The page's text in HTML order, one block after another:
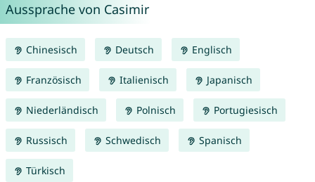
Aussprache von Casimir
Chinesisch Deutsch Englisch
Französisch Italienisch Japanisch
Niederländisch Polnisch Portugiesisch
Russisch Schwedisch Spanisch
Türkisch